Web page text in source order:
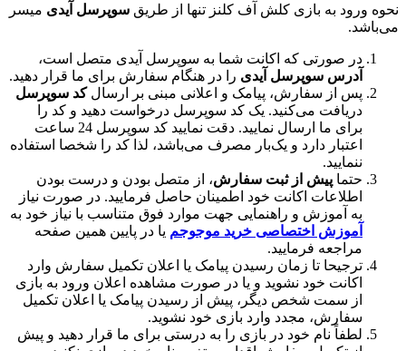
نحوه ورود به بازی کلش آف کلنز تنها از طریق سوپرسل آیدی میسر
می‌باشد.
در صورتی که اکانت شما به سوپرسل آیدی متصل است،
آدرس سوپرسل آیدی را در هنگام سفارش برای ما قرار دهید.
پس از سفارش، پیامک و اعلانی مبنی بر ارسالکد سوپرسل
دریافت می‌کنید. یک کد سوپرسل درخواست دهید و کد را
برای ما ارسال نمایید. دقت نمایید کد سوپرسل 24 ساعت
اعتبار دارد و یک‌بار مصرف می‌باشد، لذا کد را شخصا استفاده
ننمایید.
حتما پیش از ثبت سفارش، از متصل بودن و درست بودن
اطلاعات اکانت خود اطمینان حاصل فرمایید. در صورت نیاز
به آموزش و راهنمایی جهت موارد فوق متناسب با نیاز خود به
آموزش اختصاصی خرید موجوجم یا در پایین همین صفحه
مراجعه فرمایید.
ترجیحا تا زمان رسیدن پیامک یا اعلان تکمیل سفارش وارد
اکانت خود نشوید و یا در صورت مشاهده اعلان ورود به بازی
از سمت شخص دیگر، پیش از رسیدن پیامک یا اعلان تکمیل
سفارش، مجدد وارد بازی خود نشوید.
لطفاً نام خود در بازی را به درستی برای ما قرار دهید و پیش